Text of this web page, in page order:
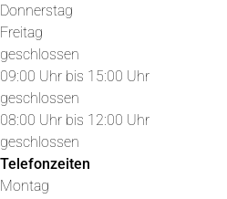
Donnerstag
Freitag
geschlossen
09:00 Uhr bis 15:00 Uhr
geschlossen
08:00 Uhr bis 12:00 Uhr
geschlossen
Telefonzeiten
Montag